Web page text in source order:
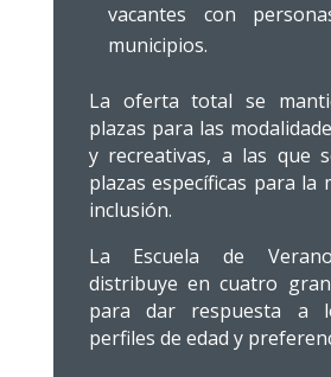
vacantes con
municipios.
La oferta total se
plazas para las
y recreativas, a las que
plazas específicas para la
inclusión.
La Escuela de
distribuye en cuatro
para dar respuesta a
perfiles de edad y